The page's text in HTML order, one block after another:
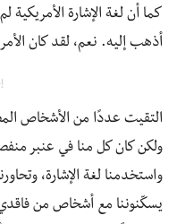
كما أن لغة الإشارة
أذهب إليه. نعم، لقد كان
التقيت عددًا من الأشخاص
ولكن كان كل منا في عنبر
واستخدمنا لغة الإشارة،
يسكّنوننا مع أشخاص من